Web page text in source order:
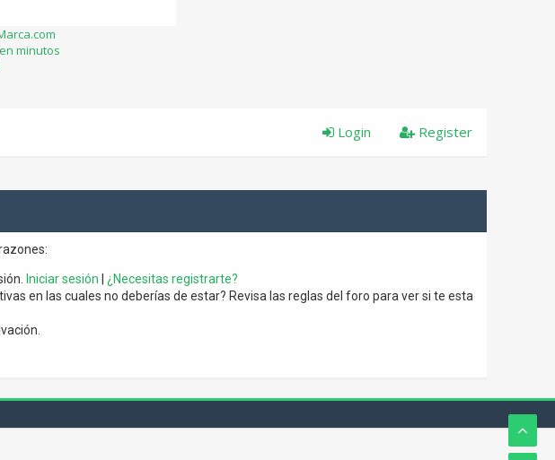
minutos
Register
Login
Iniciar sesión
¿Necesitas registrarte?
en las cuales no deberías de estar? Revisa las reglas del foro para ver si te esta